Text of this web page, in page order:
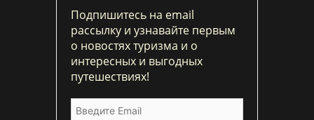
Подпишитесь на email
рассылку и узнавайте первым
о новостях туризма и о
интересных и выгодных
путешествиях!